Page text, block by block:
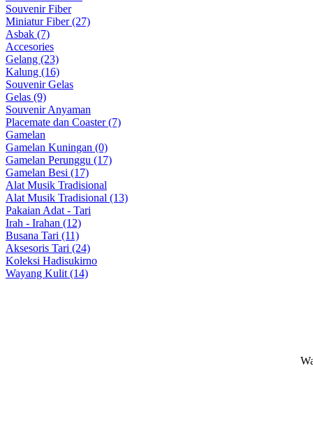
Souvenir Fiber
Miniatur Fiber (27)
Asbak (7)
Accesories
Gelang (23)
Kalung (16)
Souvenir Gelas
Gelas (9)
Souvenir Anyaman
Placemate dan Coaster (7)
Gamelan
Gamelan Kuningan (0)
Gamelan Perunggu (17)
Gamelan Besi (17)
Alat Musik Tradisional
Alat Musik Tradisional (13)
Pakaian Adat - Tari
Irah - Irahan (12)
Busana Tari (11)
Aksesoris Tari (24)
Koleksi Hadisukirno
Wayang Kulit (14)